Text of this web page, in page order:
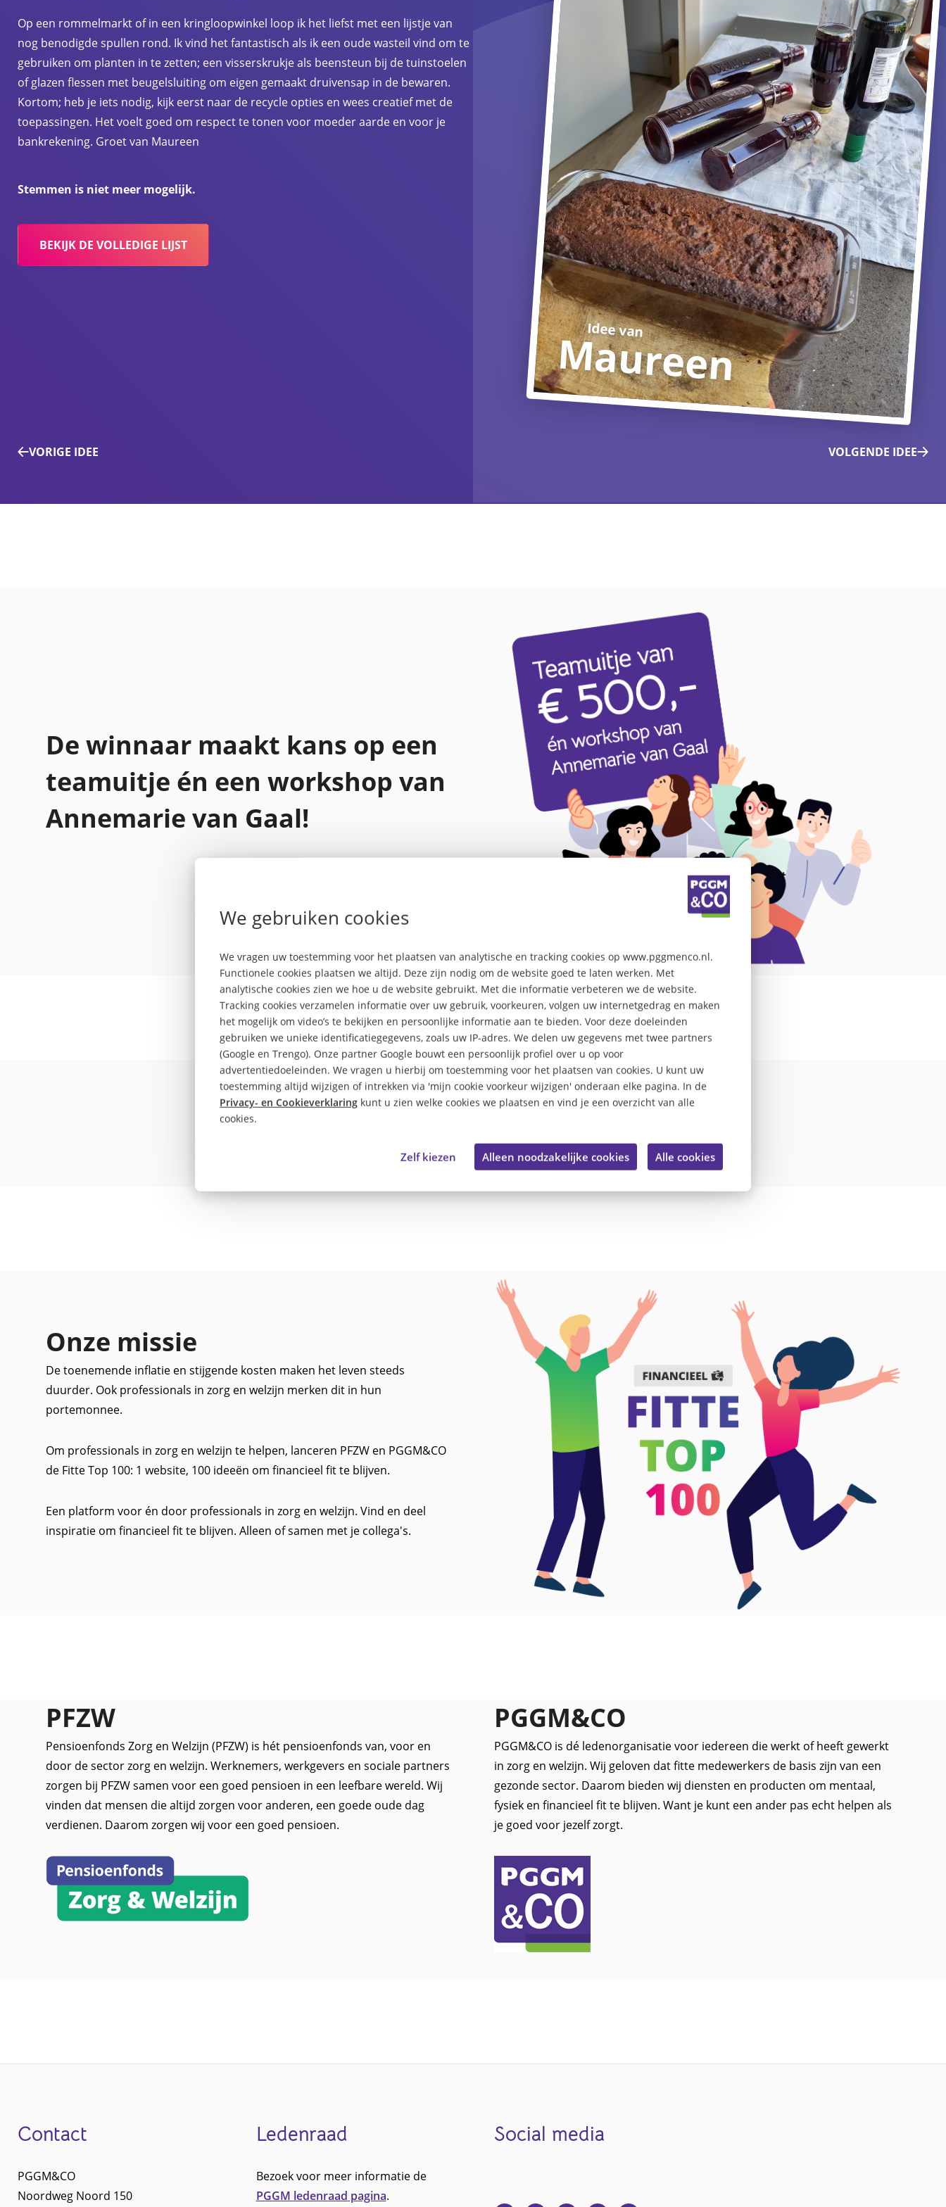
We gebruiken cookies
We vragen uw toestemming voor het plaatsen van analytische en tracking cookies op www.pggmenco.nl.
Functionele cookies plaatsen we altijd. Deze zijn nodig om de website goed te laten werken. Met
analytische cookies zien we hoe u de website gebruikt. Met die informatie verbeteren we de website.
Tracking cookies verzamelen informatie over uw gebruik, voorkeuren, volgen uw internetgedrag en maken
het mogelijk om video’s te bekijken en persoonlijke informatie aan te bieden. Voor deze doeleinden
gebruiken we unieke identificatiegegevens, zoals uw IP-adres. We delen uw gegevens met twee partners
(Google en Trengo). Onze partner Google bouwt een persoonlijk profiel over u op voor
advertentiedoeleinden. We vragen u hierbij om toestemming voor het plaatsen van cookies. U kunt uw
toestemming altijd wijzigen of intrekken via 'mijn cookie voorkeur wijzigen' onderaan elke pagina. In de
Privacy- en Cookieverklaring kunt u zien welke cookies we plaatsen en vind je een overzicht van alle
cookies.
Zelf kiezen Alleen noodzakelijke cookies Alle cookies
Op een rommelmarkt of in een kringloopwinkel loop ik het liefst met een lijstje van
nog benodigde spullen rond. Ik vind het fantastisch als ik een oude wasteil vind om te
gebruiken om planten in te zetten; een visserskrukje als beensteun bij de tuinstoelen
of glazen flessen met beugelsluiting om eigen gemaakt druivensap in de bewaren.
Kortom; heb je iets nodig, kijk eerst naar de recycle opties en wees creatief met de
toepassingen. Het voelt goed om respect te tonen voor moeder aarde en voor je
bankrekening. Groet van Maureen
Stemmen is niet meer mogelijk.
BEKIJK DE VOLLEDIGE LIJST
Idee van
Maureen
VORIGE IDEE VOLGENDE IDEE
De winnaar maakt kans op een
teamuitje én een workshop van
Annemarie van Gaal!
De Fitte Top 100 is een initiatief van
Onze missie
De toenemende inflatie en stijgende kosten maken het leven steeds
duurder. Ook professionals in zorg en welzijn merken dit in hun
portemonnee.
Om professionals in zorg en welzijn te helpen, lanceren PFZW en PGGM&CO
de Fitte Top 100: 1 website, 100 ideeën om financieel fit te blijven.
Een platform voor én door professionals in zorg en welzijn. Vind en deel
inspiratie om financieel fit te blijven. Alleen of samen met je collega's.
PFZW
Pensioenfonds Zorg en Welzijn (PFZW) is hét pensioenfonds van, voor en
door de sector zorg en welzijn. Werknemers, werkgevers en sociale partners
zorgen bij PFZW samen voor een goed pensioen in een leefbare wereld. Wij
vinden dat mensen die altijd zorgen voor anderen, een goede oude dag
verdienen. Daarom zorgen wij voor een goed pensioen.
PGGM&CO
PGGM&CO is dé ledenorganisatie voor iedereen die werkt of heeft gewerkt
in zorg en welzijn. Wij geloven dat fitte medewerkers de basis zijn van een
gezonde sector. Daarom bieden wij diensten en producten om mentaal,
fysiek en financieel fit te blijven. Want je kunt een ander pas echt helpen als
je goed voor jezelf zorgt.
Footer
Contact
PGGM&CO
Noordweg Noord 150
Ledenraad
Bezoek voor meer informatie de
PGGM ledenraad pagina.
Social media